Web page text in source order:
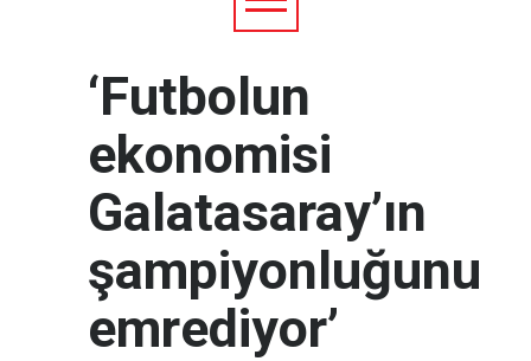
‘Futbolun
ekonomisi
Galatasaray’ın
şampiyonluğunu
emrediyor’